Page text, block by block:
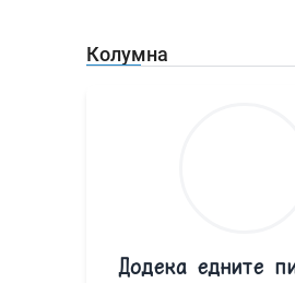
Колумна
Додека едните